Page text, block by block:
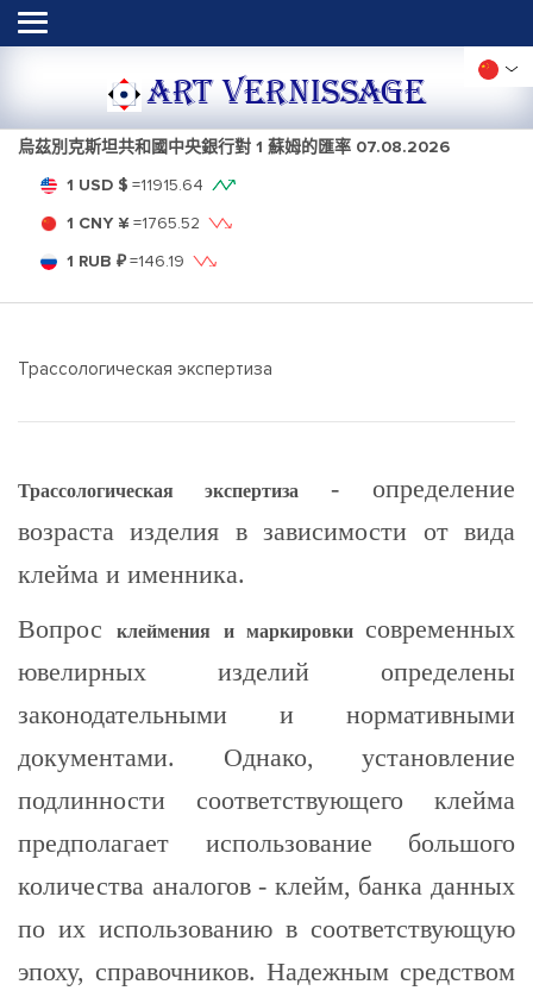
ART VERNISSAGE
烏茲別克斯坦共和國中央銀行對 1 蘇姆的匯率 07.08.2026
1 USD $ =11915.64
1 CNY ¥ =1765.52
1 RUB ₽=146.19
Трассологическая экспертиза
Трассологическая экспертиза- определение
возраста изделия в зависимости от вида
клейма и именника.
Вопросклеймения и маркировки современных
ювелирных изделий определены
законодательными и нормативными
документами. Однако, установление
подлинности соответствующего клейма
предполагает использование большого
количества аналогов - клейм, банка данных
по их использованию в соответствующую
эпоху, справочников. Надежным средством